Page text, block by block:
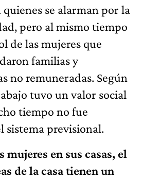
se alarman por la
pero al mismo tiempo
de las mujeres que
familias y
no remuneradas. Según
tuvo un valor social
tiempo no fue
sistema previsional.
mujeres en sus casas, el
de la casa tienen un